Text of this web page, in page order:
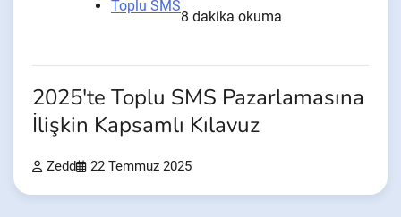
Toplu SMS
8 dakika okuma
2025'te Toplu SMS Pazarlamasına
İlişkin Kapsamlı Kılavuz
Zedd 22 Temmuz 2025